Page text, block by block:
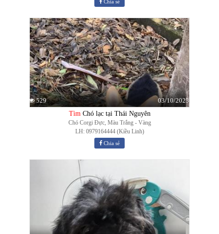
Chia sẻ
529
03/10/2023
Tìm Chó lạc tại Thái Nguyên
Chó Corgi Đực, Màu Trắng - Vàng
LH: 0979164444 (Kiều Linh)
Chia sẻ